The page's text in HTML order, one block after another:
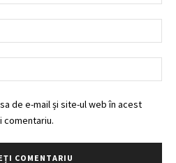
de e-mail și site-ul web în acest
comentariu.